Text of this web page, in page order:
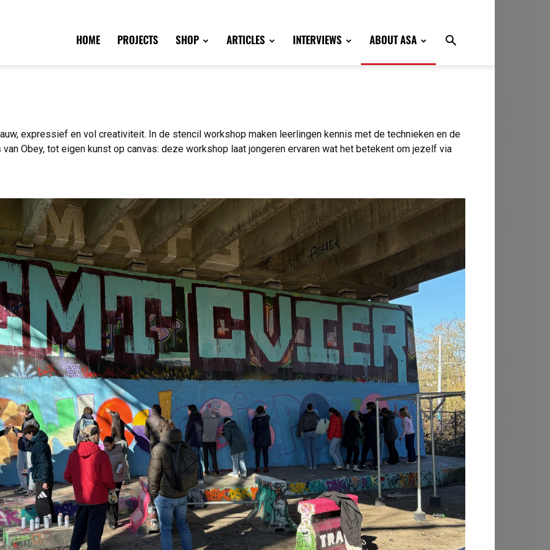
HOME PROJECTS SHOP ARTICLES INTERVIEWS ABOUT ASA
expressief en vol creativiteit. In de stencil workshop maken leerlingen kennis met de technieken en de
Obey, tot eigen kunst op canvas: deze workshop laat jongeren ervaren wat het betekent om jezelf via